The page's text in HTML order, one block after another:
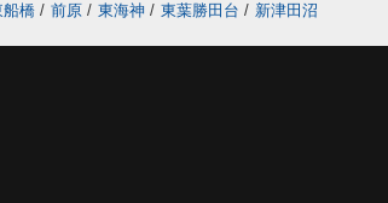
船橋 / 前原 / 東海神 / 東葉勝田台 / 新津田沼